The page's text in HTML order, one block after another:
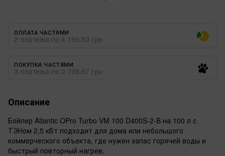
ОПЛАТА ЧАСТЯМИ
2 платежа по 4 199.50 грн
ПОКУПКА ЧАСТЯМИ
3 платежа по 2 799.67 грн
Описание
Бойлер Atlantic OPro Turbo VM 100 D400S-2-B на 100 л с
ТЭНом 2,5 кВт подходит для дома или небольшого
коммерческого объекта, где нужен запас горячей воды и
быстрый повторный нагрев.